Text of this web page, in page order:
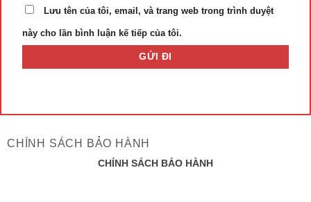
Lưu tên của tôi, email, và trang web trong trình duyệt
này cho lần bình luận kế tiếp của tôi.
CHÍNH SÁCH BẢO HÀNH
CHÍNH SÁCH BẢO HÀNH